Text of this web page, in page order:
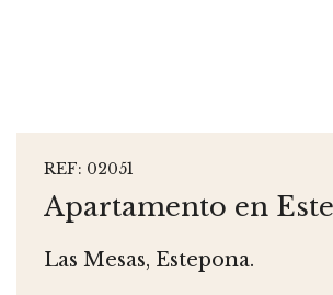
REF: 02051
Apartamento en
Las Mesas, Estepona.